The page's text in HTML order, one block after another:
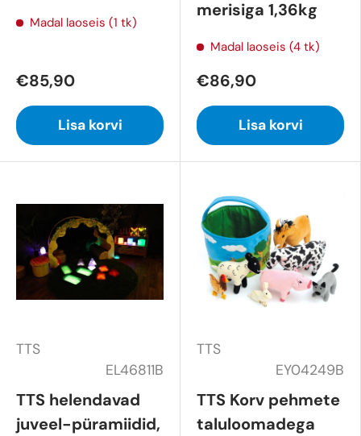
Madal laoseis (1 tk)
€85,90
Lisa korvi
merisiga 1,36kg
Madal laoseis (4 tk)
€86,90
Lisa korvi
TTS
EL46811B
TTS helendavad
juveel-püramiidid,
TTS
EY04249B
TTS Korv pehmete
taluloomadega